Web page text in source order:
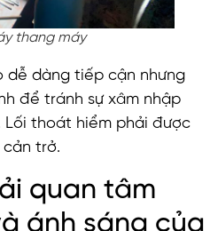
thang máy
dễ dàng tiếp cận nhưng
để tránh sự xâm nhập
Lối thoát hiểm phải được
trở.
quan tâm
ánh sáng của